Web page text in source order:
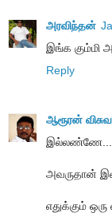
அரவிந்தன்
இங்க கும்மி
Reply
ஆரூரன்
அவருதான்
எதுக்கும்